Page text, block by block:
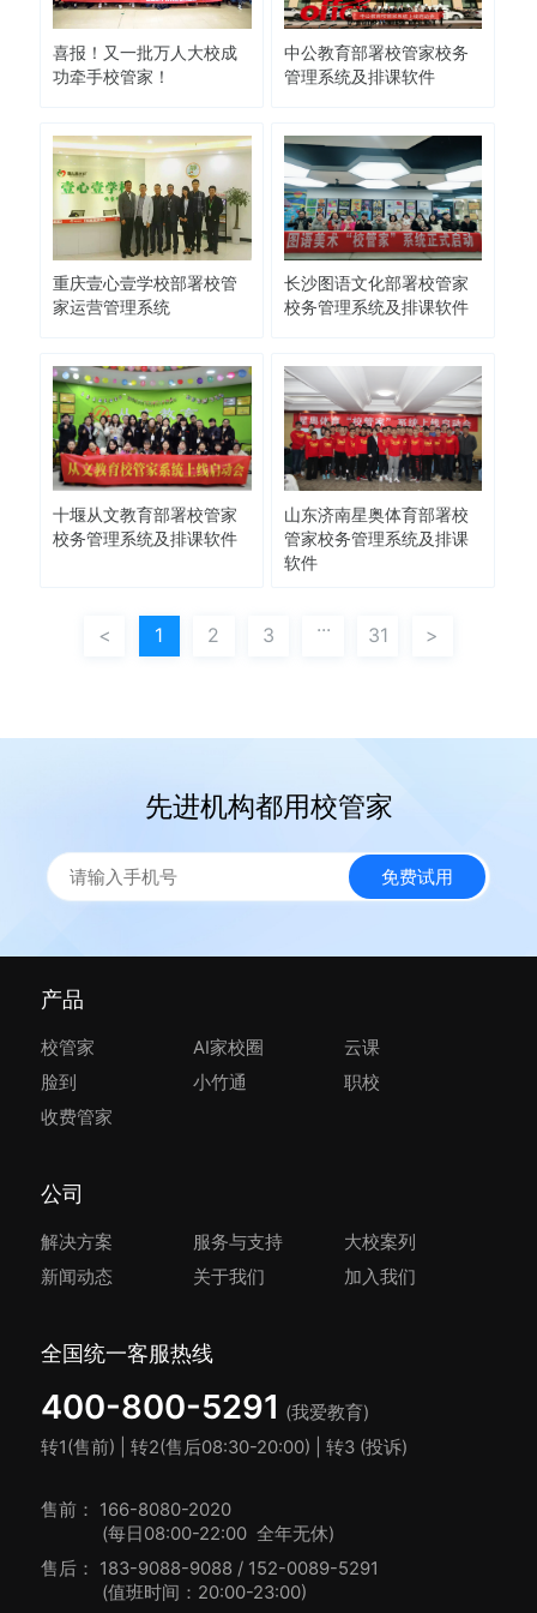
喜报！又一批万人大校成
功牵手校管家！
中公教育部署校管家校务
管理系统及排课软件
重庆壹心壹学校部署校管
家运营管理系统
长沙图语文化部署校管家
校务管理系统及排课软件
十堰从文教育部署校管家
校务管理系统及排课软件
山东济南星奥体育部署校
管家校务管理系统及排课
软件
< 1 2 3 ... 31 >
先进机构都用校管家
免费试用
产品
校管家 AI家校圈
云课
脸到
小竹通
职校
收费管家
公司
解决方案 服务与支持
大校案列
新闻动态
关于我们 加入我们
全国统一客服热线
400-800-5291 (我爱教育)
转1(售前) | 转2(售后08:30-20:00) | 转3 (投诉)
售前： 166-8080-2020
(每日08:00-22:00 全年无休)
售后： 183-9088-9088 / 152-0089-5291
(值班时间：20:00-23:00)